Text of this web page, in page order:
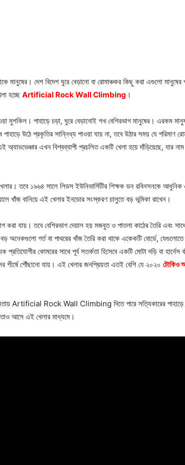
মানুষের। দেশ বিদেশ ঘুরে বেড়ানো বা রোমাঞ্চকর কিছু করা এগুলো মানুষের
হচ্ছে Artificial Rock Wall Climbing ।
মুশকিল। পাহাড়ে চড়া, ঘুরে বেড়ানোই শখ বেশিরভাগ মানুষের। এরকম
উঠে প্রকৃতির সান্নিধ্য পাওয়া যায় না, তবে উঠার সময় যে পরিমাণ
এখন বিশ্বব্যাপী প্রচলিত একটি খেলা হয়ে দাঁড়িয়েছে, যার
তবে ১৯৬৪ সালে লিডস ইউনিভার্সিটির শিক্ষক ডন রবিনসনকে আধুনিক
খাঁজ বানিয়ে এই খেলার ইনডোর সংস্করণ চালুতে বড় ভূমিকা রাখেন।
করা যায়। তবে বেশিরভাগ দেয়াল হয় মজবুত ও পাতলা কাঠের তৈরি এবং
গর্ত বা পাথরের খাঁজ তৈরি করা থাকে একেকটি বোর্ডে, যেগুলোতে
কোমরের সাথে পূর্ব সতর্কতা হিসেবে একটি মোটা দড়ি বা হার্নেস
শীর্ষে পৌঁছানো যায়। এই খেলার জনপ্রিয়তা এতই বেশি যে ২০২০ টোকিও
Artificial Rock Wall Climbing দিতে পারে সত্যিকারের
আসে এই খেলার মাধ্যমে।